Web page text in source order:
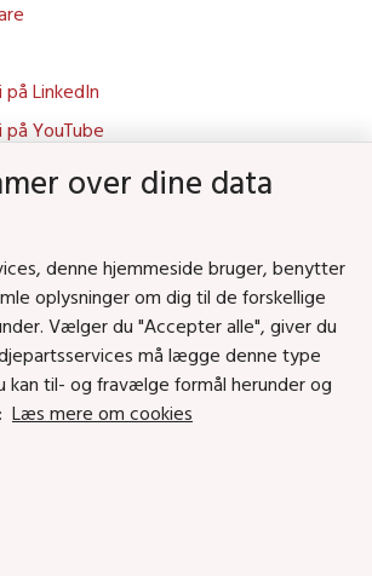
LinkedIn
YouTube
nyheder som RSS feed
over dine data
denne hjemmeside bruger, benytter
oplysninger om dig til de forskellige
Vælger du "Accepter alle", giver du
må lægge denne type
kan til- og fravælge formål herunder og
Læs mere om cookies